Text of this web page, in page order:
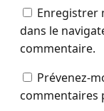
Enregistrer
dans le
commentaire.
Prévenez-
commentaires